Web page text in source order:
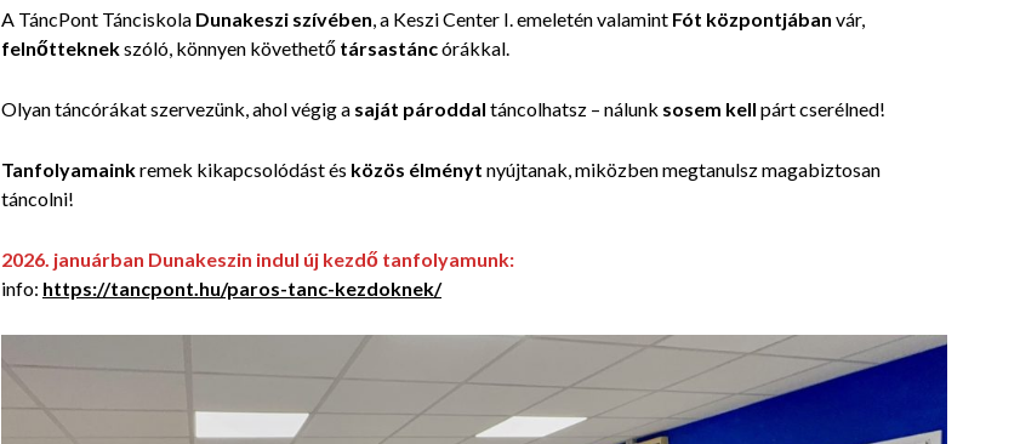
A TáncPont Tánciskola Dunakeszi szívében, a Keszi Center I. emeletén valamint Fót központjában vár,
felnőtteknekszóló, könnyen követhető társastáncórákkal.
Olyan táncórákat szervezünk, ahol végig a saját pároddal táncolhatsz – nálunk sosem kell párt cserélned!
Tanfolyamainkremek kikapcsolódást és közös élményt nyújtanak, miközben megtanulsz magabiztosan
táncolni!
2026. januárban Dunakeszin indul új kezdő tanfolyamunk:
info: https://tancpont.hu/paros-tanc-kezdoknek/